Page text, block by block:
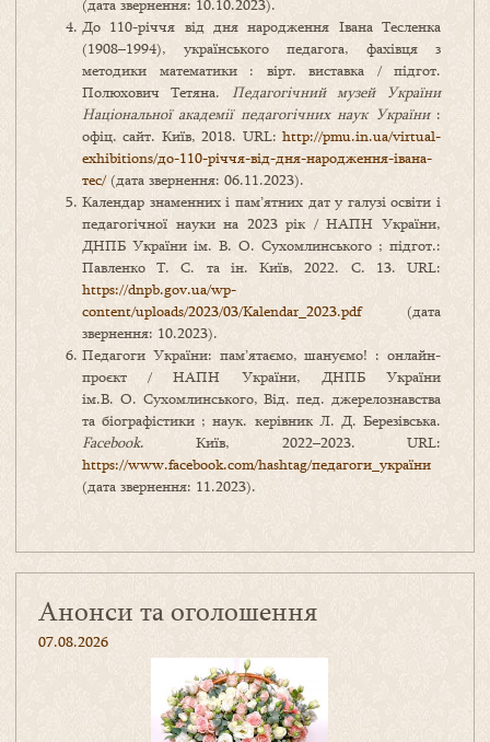
(дата звернення: 10.10.2023).
До 110-річчя від дня народження Івана Тесленка
(1908–1994), українського педагога, фахівця з
методики математики : вірт. виставка / підгот.
Полюхович Тетяна. Педагогічний музей України
Національної академії педагогічних наук України:
офіц. сайт. Київ, 2018. URL: http://pmu.in.ua/virtual-
exhibitions/до-110-річчя-від-дня-народження-івана-
тес/(дата звернення: 06.11.2023).
Календар знаменних і пам’ятних дат у галузі освіти і
педагогічної науки на 2023 рік / НАПН України,
ДНПБ України ім. В. О. Сухомлинського ; підгот.:
Павленко Т. С. та ін. Київ, 2022. С. 13. URL:
https://dnpb.gov.ua/wp-
content/uploads/2023/03/Kalendar_2023.pdf(дата
звернення: 10.2023).
Педагоги України: пам’ятаємо, шануємо! : онлайн-
проєкт / НАПН України, ДНПБ України
ім.В. О. Сухомлинського, Від. пед. джерелознавства
та біографістики ; наук. керівник Л. Д. Березівська.
Facebook. Київ, 2022–2023. URL:
https://www.facebook.com/hashtag/педагоги_україни
(дата звернення: 11.2023).
Анонси та оголошення
07.08.2026